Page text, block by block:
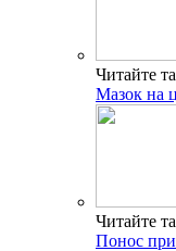
Читайте
Мазок на
Читайте
Понос